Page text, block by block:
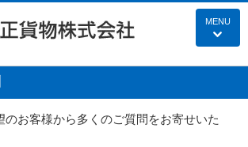
MENU
のお客様から多くのご質問をお寄せいた